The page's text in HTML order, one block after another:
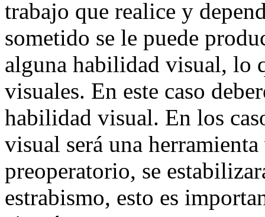
trabajo que realice y
sometido se le puede
alguna habilidad visual, lo
visuales. En este caso
habilidad visual. En los
visual será una
preoperatorio, se
estrabismo, esto es